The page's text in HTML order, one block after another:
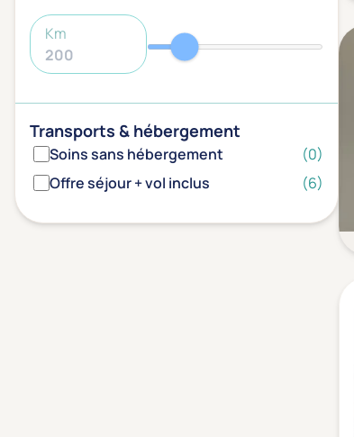
Km
Transports & hébergement
Soins sans hébergement
(0)
Offre séjour + vol inclus
(6)